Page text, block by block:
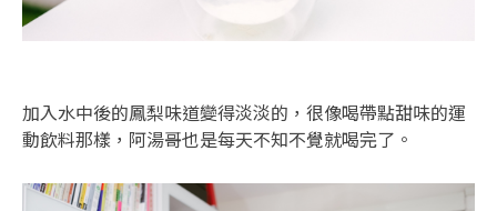
加入水中後的鳳梨味道變得淡淡的，很像喝帶點甜味的運
動飲料那樣，阿湯哥也是每天不知不覺就喝完了。